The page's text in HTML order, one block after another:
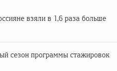
взяли в 1,6 раза больше
сезон программы стажировок